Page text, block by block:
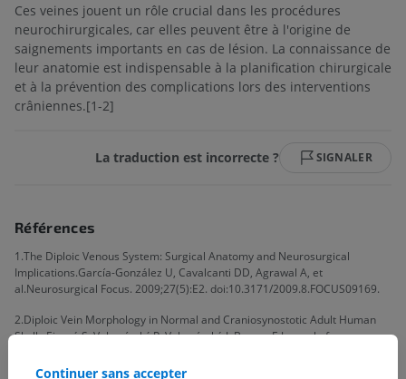
Ces veines jouent un rôle crucial dans les procédures
neurochirurgicales, car elles peuvent être à l'origine de
saignements importants en cas de lésion. La connaissance de
leur anatomie est indispensable à la planification chirurgicale
et à la prévention des complications lors des interventions
crâniennes.[1-2]
La traduction est incorrecte ? SIGNALER
Références
1.The Diploic Venous System: Surgical Anatomy and Neurosurgical
Implications.García-González U, Cavalcanti DD, Agrawal A, et
al.Neurosurgical Focus. 2009;27(5):E2. doi:10.3171/2009.8.FOCUS09169.
2.Diploic Vein Morphology in Normal and Craniosynostotic Adult Human
Skulls.Eisová S, Velemínský P, Velemínská J, Bruner E.Journal of
Continuer sans accepter